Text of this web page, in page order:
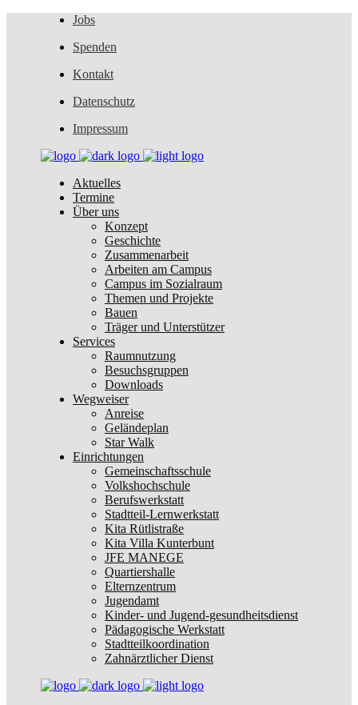
Jobs
Spenden
Kontakt
Datenschutz
Impressum
Aktuelles
Termine
Über uns
Konzept
Geschichte
Zusammenarbeit
Arbeiten am Campus
Campus im Sozialraum
Themen und Projekte
Bauen
Träger und Unterstützer
Services
Raumnutzung
Besuchsgruppen
Downloads
Wegweiser
Anreise
Geländeplan
Star Walk
Einrichtungen
Gemeinschaftsschule
Volkshochschule
Berufswerkstatt
Stadtteil-Lernwerkstatt
Kita Rütlistraße
Kita Villa Kunterbunt
JFE MANEGE
Quartiershalle
Elternzentrum
Jugendamt
Kinder- und Jugend-gesundheitsdienst
Pädagogische Werkstatt
Stadtteilkoordination
Zahnärztlicher Dienst